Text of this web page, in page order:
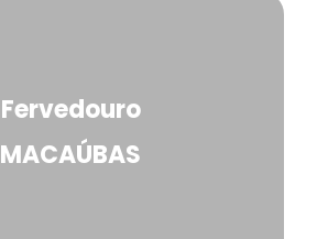
Fervedouro
MACAÚBAS